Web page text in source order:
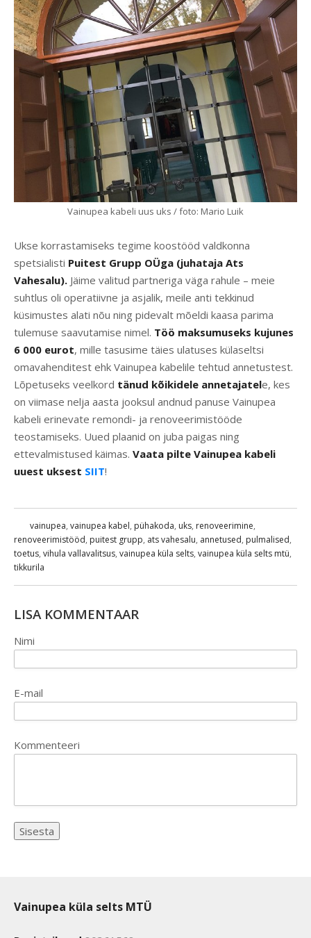
Vainupea kabeli uus uks / foto: Mario Luik
Ukse korrastamiseks tegime koostööd valdkonna
spetsialisti Puitest Grupp OÜga (juhataja Ats
Vahesalu). Jäime valitud partneriga väga rahule – meie
suhtlus oli operatiivne ja asjalik, meile anti tekkinud
küsimustes alati nõu ning pidevalt mõeldi kaasa parima
tulemuse saavutamise nimel. Töö maksumuseks kujunes
6 000 eurot, mille tasusime täies ulatuses külaseltsi
omavahenditest ehk Vainupea kabelile tehtud annetustest.
Lõpetuseks veelkord tänud kõikidele annetajatele, kes
on viimase nelja aasta jooksul andnud panuse Vainupea
kabeli erinevate remondi- ja renoveerimistööde
teostamiseks. Uued plaanid on juba paigas ning
ettevalmistused käimas. Vaata pilte Vainupea kabeli
uuest uksest SIIT!
vainupea, vainupea kabel, pühakoda, uks, renoveerimine,
renoveerimistööd, puitest grupp, ats vahesalu, annetused, pulmalised,
toetus, vihula vallavalitsus, vainupea küla selts, vainupea küla selts mtü,
tikkurila
LISA KOMMENTAAR
Nimi
E-mail
Kommenteeri
Vainupea küla selts MTÜ